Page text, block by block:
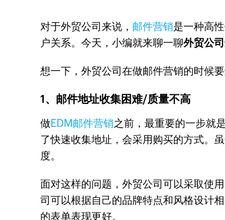
对于外贸公司来说， 邮件营销是一种高
户关系。今天，小编就来聊一聊外贸公
想一下，外贸公司在做邮件营销的时候
1、邮件地址收集困难/质量不高
做 EDM邮件营销之前，最重要的一步就
了快速收集地址，会采用购买的方式。
度。
面对这样的问题，外贸公司可以采取使
司可以根据自己的品牌特点和风格设计
的表单表现更好。